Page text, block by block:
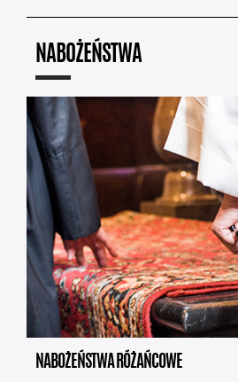
NABOŻEŃSTWA
NABOŻEŃSTWA RÓŻAŃCOWE